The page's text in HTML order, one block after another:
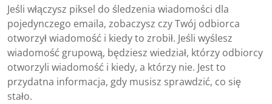
Jeśli włączysz piksel do śledzenia wiadomości dla
pojedynczego emaila, zobaczysz czy Twój odbiorca
otworzył wiadomość i kiedy to zrobił. Jeśli wyślesz
wiadomość grupową, będziesz wiedział, którzy odbiorcy
otworzyli wiadomość i kiedy, a którzy nie. Jest to
przydatna informacja, gdy musisz sprawdzić, co się
stało.